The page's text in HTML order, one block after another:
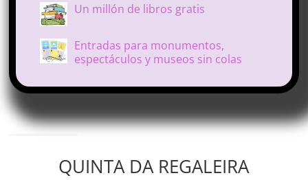
Un millón de libros gratis
Entradas para monumentos,
espectáculos y museos sin colas
QUINTA DA REGALEIRA